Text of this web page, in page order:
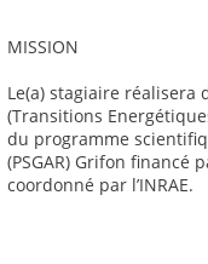
MISSION
Le(a) stagiaire réalisera
(Transitions
du programme
(PSGAR) Grifon financé
coordonné par l’INRAE.